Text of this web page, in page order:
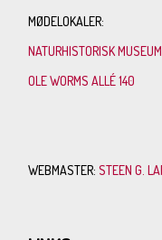
MØDELOKALER:
NATURHISTORISK
OLE WORMS ALLÉ 140
WEBMASTER:STEEN G.